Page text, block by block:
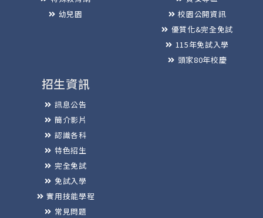
幼兒園
校園公開資訊
優質化&完全免試
115年免試入學
頭家80年校慶
招生資訊
訊息公告
簡介影片
認識各科
特色招生
完全免試
免試入學
實用技能學程
常見問題